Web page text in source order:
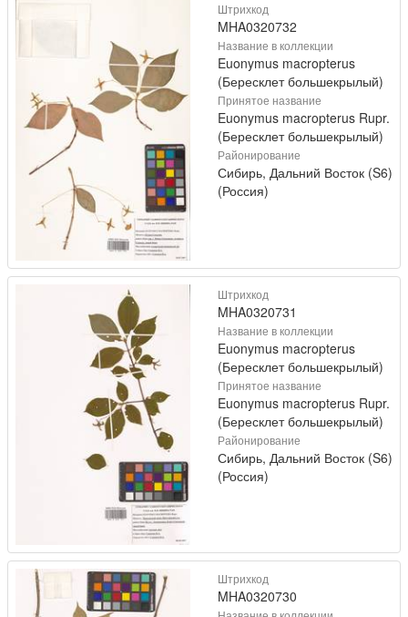
Штрихкод
MHA0320732
Название в коллекции
Euonymus macropterus
(Бересклет большекрылый)
Принятое название
Euonymus macropterus Rupr.
(Бересклет большекрылый)
Районирование
Сибирь, Дальний Восток (S6)
(Россия)
Штрихкод
MHA0320731
Название в коллекции
Euonymus macropterus
(Бересклет большекрылый)
Принятое название
Euonymus macropterus Rupr.
(Бересклет большекрылый)
Районирование
Сибирь, Дальний Восток (S6)
(Россия)
Штрихкод
MHA0320730